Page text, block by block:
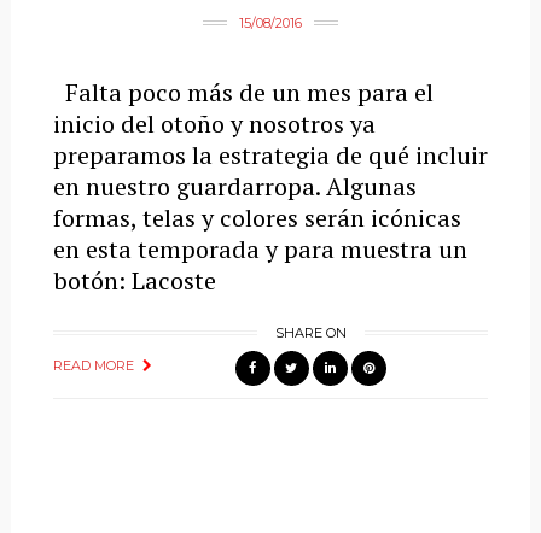
15/08/2016
Falta poco más de un mes para el
inicio del otoño y nosotros ya
preparamos la estrategia de qué incluir
en nuestro guardarropa. Algunas
formas, telas y colores serán icónicas
en esta temporada y para muestra un
botón: Lacoste
READ MORE
SHARE ON